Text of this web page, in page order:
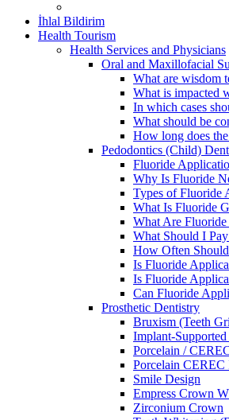
İhlal Bildirim
Health Tourism
Health Services and Physicians
Oral and Maxillofacial
What are wisdom
What is impacted
In which cases
What should be
How long does
Pedodontics (Child)
Fluoride
Why Is Fluoride
Types of Fluoride
What Is Fluoride
What Are
What Should I
How Often
Is Fluoride
Is Fluoride
Can Fluoride
Prosthetic Dentistry
Bruxism (Teeth
Implant-Supported
Porcelain /
Porcelain CEREC
Smile Design
Empress Crown
Zirconium Crown